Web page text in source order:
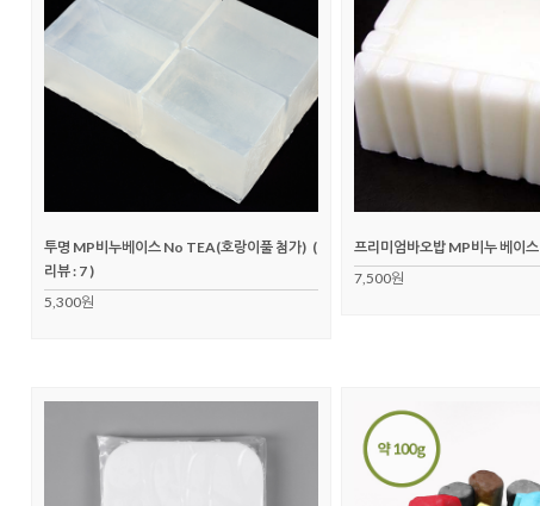
투명 MP비누베이스 No TEA(호랑이풀 첨가) (
리뷰 : 7 )
5,300원
프리미엄바오밥 MP비누 베이스
7,500원